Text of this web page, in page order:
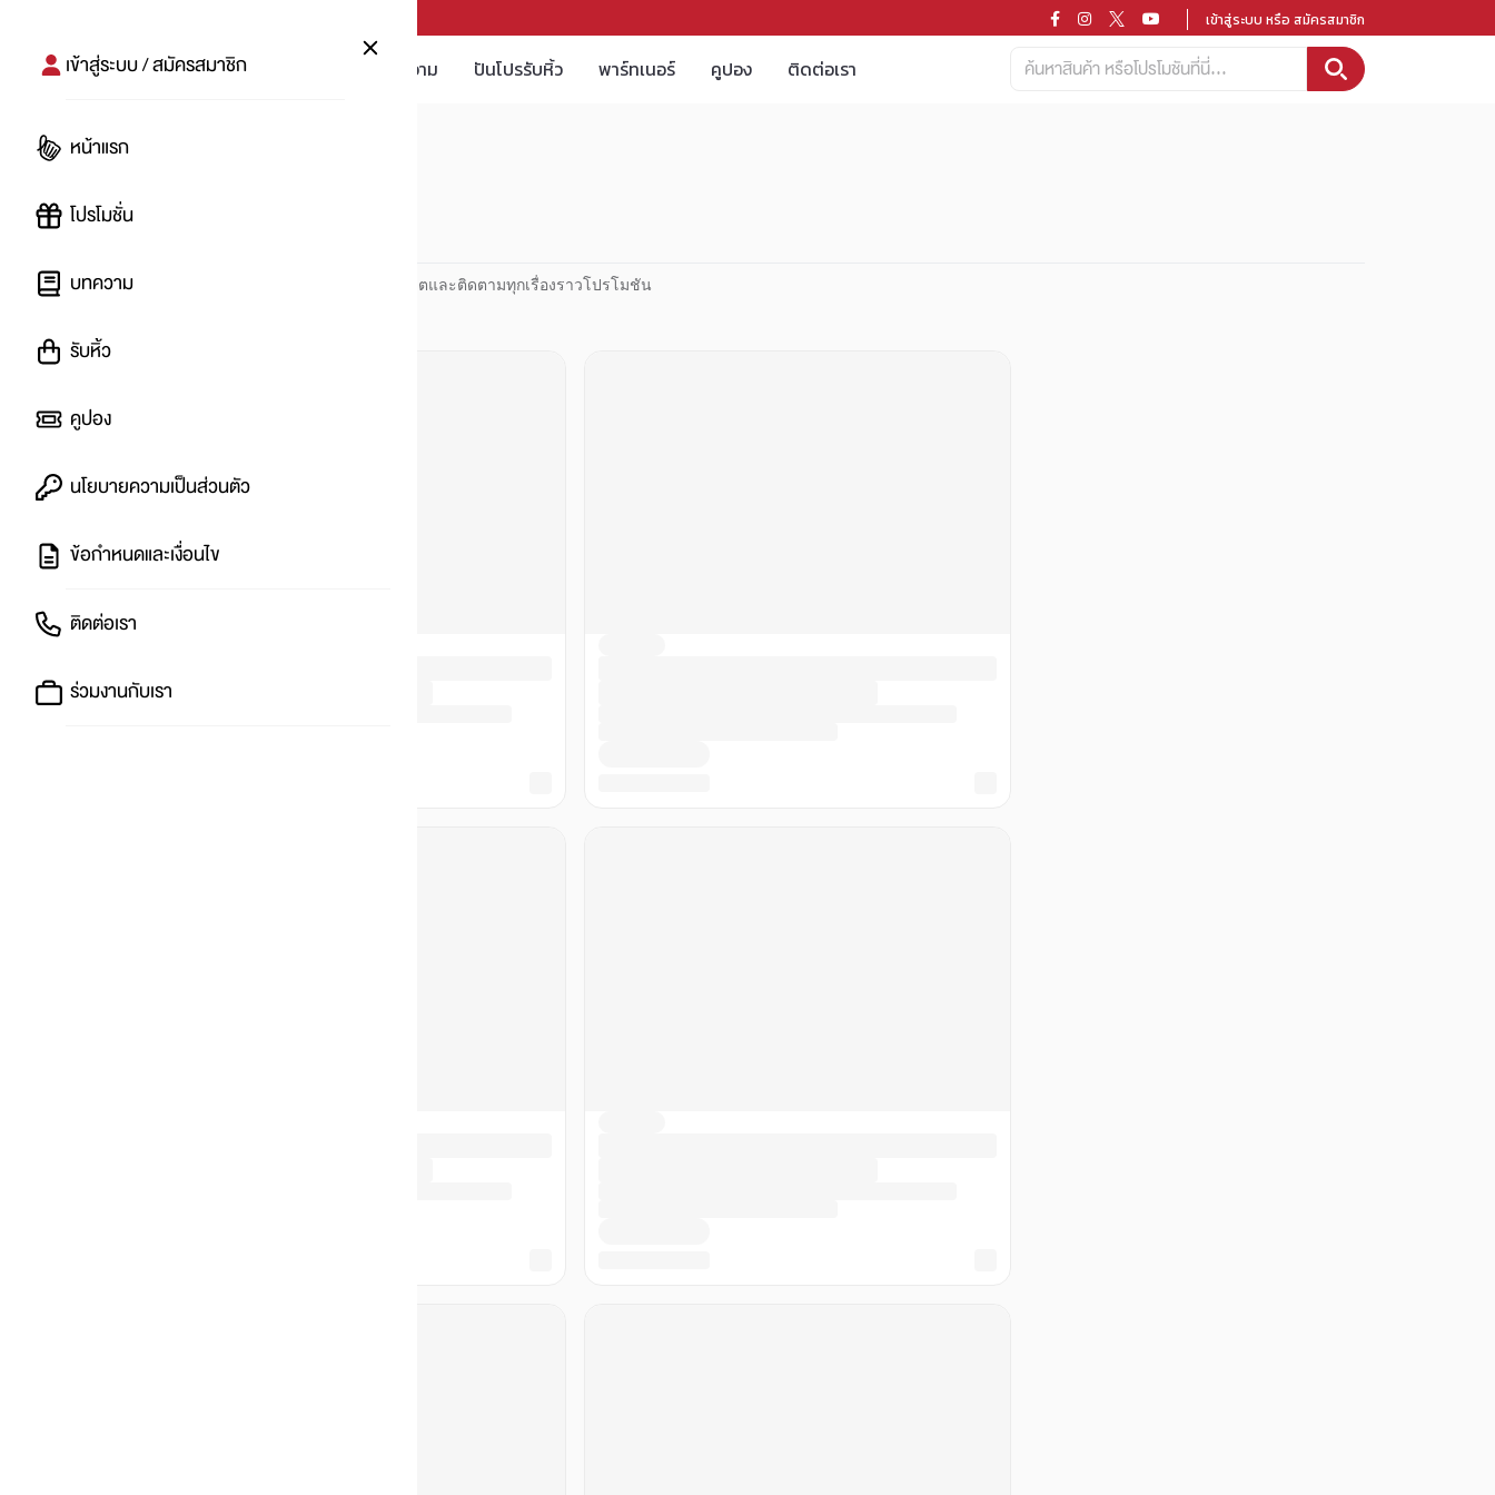
เข้าสู่ระบบ หรือ สมัครสมาชิก
บทความ ปันโปรรับหิ้ว พาร์ทเนอร์ คูปอง ติดต่อเรา
เข้าสู่ระบบ / สมัครสมาชิก
หน้าแรก
โปรโมชั่น
บทความ
รับหิ้ว
คูปอง
นโยบายความเป็นส่วนตัว
ข้อกำหนดและเงื่อนไข
ติดต่อเรา
ร่วมงานกับเรา
#
ปันโปร PUNPRO ที่ 1 ด้านโปรโมชัน อัปเดตและติดตามทุกเรื่องราวโปรโมชัน